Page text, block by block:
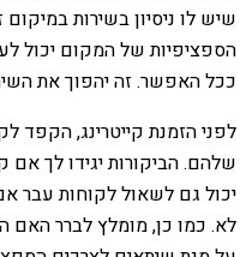
שיש לו ניסיון בשירות
הספציפיות של המקום יכול
ככל האפשר. זה יהפוך את
לפני הזמנת קייטרינג, הקפד
שלהם. הביקורות יגידו לך אם
יכול גם לשאול לקוחות עבר
לא. כמו כן, מומלץ לברר האם